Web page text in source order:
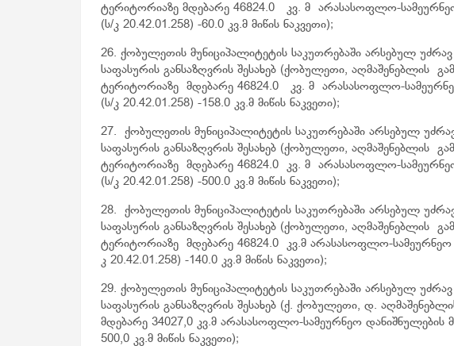
ტერიტორიაზე მდებარე 46824.0 კვ. მ არასასოფლო-სამეურნეო
(ს/კ 20.42.01.258) -60.0 კვ.მ მიწის ნაკვეთი);
26. ქობულეთის მუნიციპალიტეტის საკუთრებაში არსებულ
საფასურის განსაზღვრის შესახებ (ქობულეთი, აღმაშენებლის
ტერიტორიაზე მდებარე 46824.0 კვ. მ არასასოფლო-
(ს/კ 20.42.01.258) -158.0 კვ.მ მიწის ნაკვეთი);
27. ქობულეთის მუნიციპალიტეტის საკუთრებაში არსებულ
საფასურის განსაზღვრის შესახებ (ქობულეთი, აღმაშენებლის
ტერიტორიაზე მდებარე 46824.0 კვ. მ არასასოფლო-სამეურნეო
(ს/კ 20.42.01.258) -500.0 კვ.მ მიწის ნაკვეთი);
28. ქობულეთის მუნიციპალიტეტის საკუთრებაში არსებულ
საფასურის განსაზღვრის შესახებ (ქობულეთი, აღმაშენებლის
ტერიტორიაზე მდებარე 46824.0 კვ.მ არასასოფლო-სამეურნეო
კ 20.42.01.258) -140.0 კვ.მ მიწის ნაკვეთი);
29. ქობულეთის მუნიციპალიტეტის საკუთრებაში არსებულ
საფასურის განსაზღვრის შესახებ (ქ. ქობულეთი, დ.
მდებარე 34027,0 კვ.მ არასასოფლო-სამეურნეო დანიშნულების
500,0 კვ.მ მიწის ნაკვეთი);